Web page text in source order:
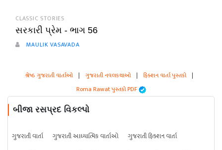
CLASSIC STORIES
સરકારી પ્રેમ - ભાગ 56
MAULIK VASAVADA
શ્રેષ્ઠ ગુજરાતી વાર્તાઓ | ગુજરાતી નવલકથાઓ | ફિક્શન વાર્તા પુસ્તકો |
Roma Rawat પુસ્તકો PDF
બીજા રસપ્રદ વિકલ્પો
ગુજરાતી વાર્તા ગુજરાતી આધ્યાત્મિક વાર્તાઓ
ગુજરાતી ફિક્શન વાર્તા